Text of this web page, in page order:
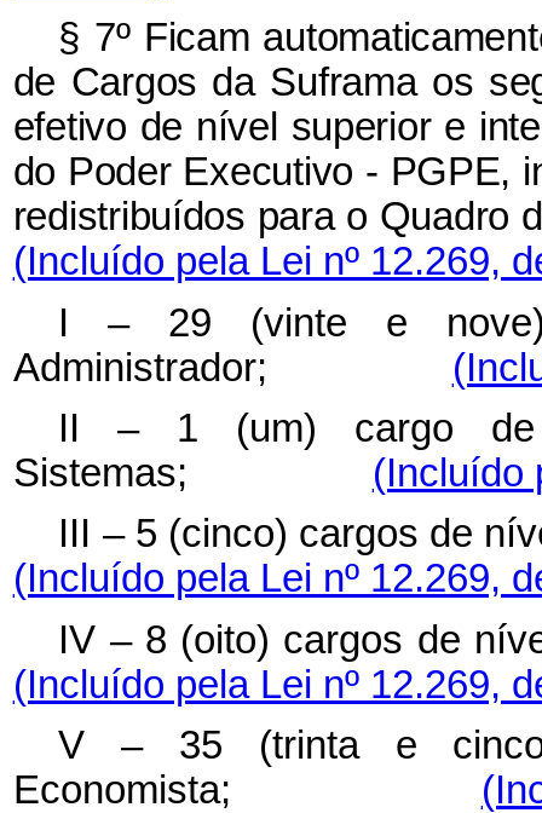
§ 7º Ficam
de Cargos da Suframa os
efetivo de nível superior e
do Poder Executivo - PGPE,
redistribuídos para o
(Incluído pela Lei nº 12.269,
I – 29 (vinte e
Administrador;
II – 1 (um) cargo de
Sistemas; (Incluído
III – 5 (cinco) cargos
(Incluído pela Lei nº 12.269,
IV – 8 (oito) cargos
(Incluído pela Lei nº 12.269,
V – 35 (trinta e
Economista;